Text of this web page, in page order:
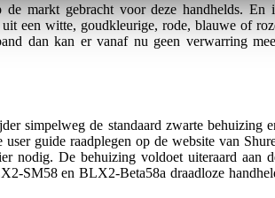
de markt gebracht voor deze handhelds. En
een witte, goudkleurige, rode, blauwe of
dan kan er vanaf nu geen verwarring
simpelweg de standaard zwarte behuizing
guide raadplegen op de website van
nodig. De behuizing voldoet uiteraard aan
SM58 en BLX2-Beta58a draadloze